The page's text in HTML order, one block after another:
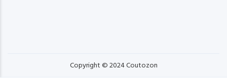
Copyright © 2024 Coutozon